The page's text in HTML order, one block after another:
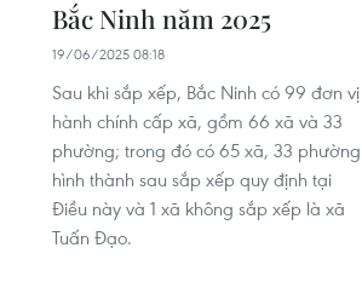
Bắc Ninh năm 2025
19/06/2025 08:18
Sau khi sắp xếp, Bắc Ninh có 99 đơn vị
hành chính cấp xã, gồm 66 xã và 33
phường; trong đó có 65 xã, 33 phường
hình thành sau sắp xếp quy định tại
Điều này và 1 xã không sắp xếp là xã
Tuấn Đạo.